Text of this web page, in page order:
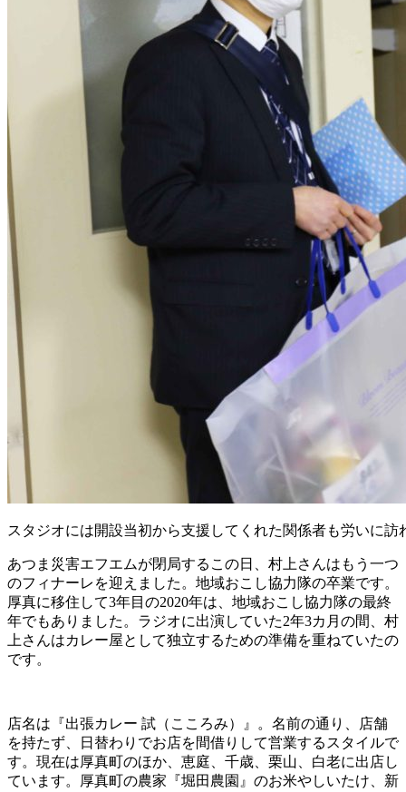
スタジオには開設当初から支援してくれた関係者も労いに訪
あつま災害エフエムが閉局するこの日、村上さんはもう一つ
のフィナーレを迎えました。地域おこし協力隊の卒業です。
厚真に移住して3年目の2020年は、地域おこし協力隊の最終
年でもありました。ラジオに出演していた2年3カ月の間、村
上さんはカレー屋として独立するための準備を重ねていたの
です。
店名は『出張カレー 試（こころみ）』。名前の通り、店舗
を持たず、日替わりでお店を間借りして営業するスタイルで
す。現在は厚真町のほか、恵庭、千歳、栗山、白老に出店し
ています。厚真町の農家『堀田農園』のお米やしいたけ、新